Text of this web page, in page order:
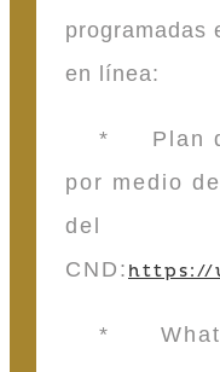
programadas
en línea:
* Plan de
por medio
del
CND: https://
*